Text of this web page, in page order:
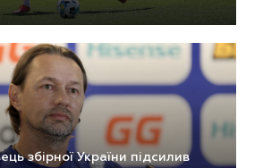
збірної України підсилив